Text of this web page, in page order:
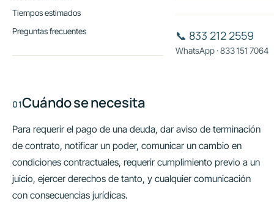
📞 833 212 2559
WhatsApp · 833 151 7064
Tiempos estimados
Preguntas frecuentes
Cuándo se necesita
Para requerir el pago de una deuda, dar aviso de terminación
de contrato, notificar un poder, comunicar un cambio en
condiciones contractuales, requerir cumplimiento previo a un
juicio, ejercer derechos de tanto, y cualquier comunicación
con consecuencias jurídicas.